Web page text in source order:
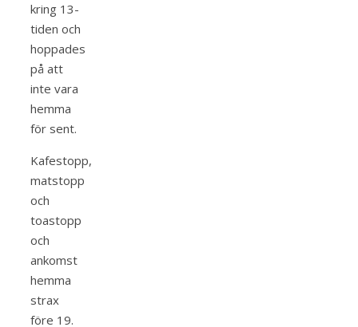
kring 13-
tiden och
hoppades
på att
inte vara
hemma
för sent.
Kafestopp,
matstopp
och
toastopp
och
ankomst
hemma
strax
före 19.